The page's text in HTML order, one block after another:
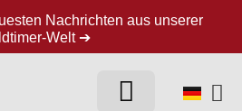
Nachrichten aus unserer
Welt ➔